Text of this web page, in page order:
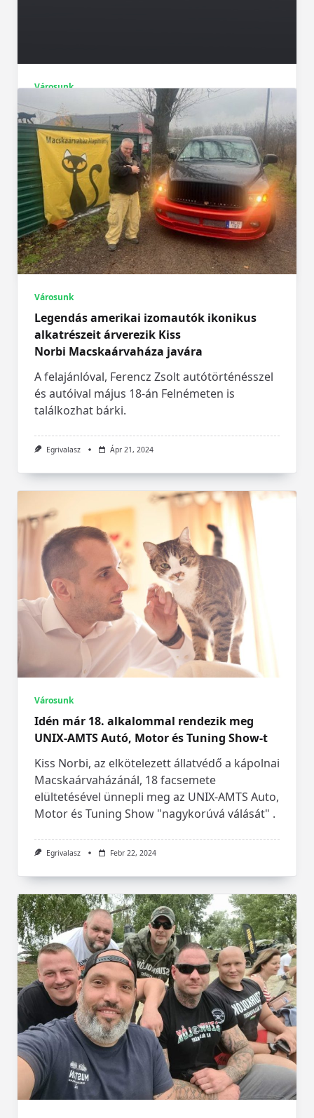
Városunk
Berecz Kálmán szemétre dobatta, Szalóki
Péter és Blahó László „újjáélesztette”
Michelisz Norbert koreai jegenyefenyőjét
Berecz Kálmán, Kápolna polgármesterének
parkolóépítése csak ürügy lehetett arra, hogy
a vele nem szimpatizáló természetvédők által
ültetett, és...
Egrivalasz Aug 12, 2024
Városunk
Legendás amerikai izomautók ikonikus
alkatrészeit árverezik Kiss
Norbi Macskaárvaháza javára
A felajánlóval, Ferencz Zsolt autótörténésszel
és autóival május 18-án Felnémeten is
találkozhat bárki.
Egrivalasz Ápr 21, 2024
Városunk
Idén már 18. alkalommal rendezik meg
UNIX-AMTS Autó, Motor és Tuning Show-t
Kiss Norbi, az elkötelezett állatvédő a kápolnai
Macskaárvaházánál, 18 facsemete
elültetésével ünnepli meg az UNIX-AMTS Auto,
Motor és Tuning Show "nagykorúvá válását" .
Egrivalasz Febr 22, 2024